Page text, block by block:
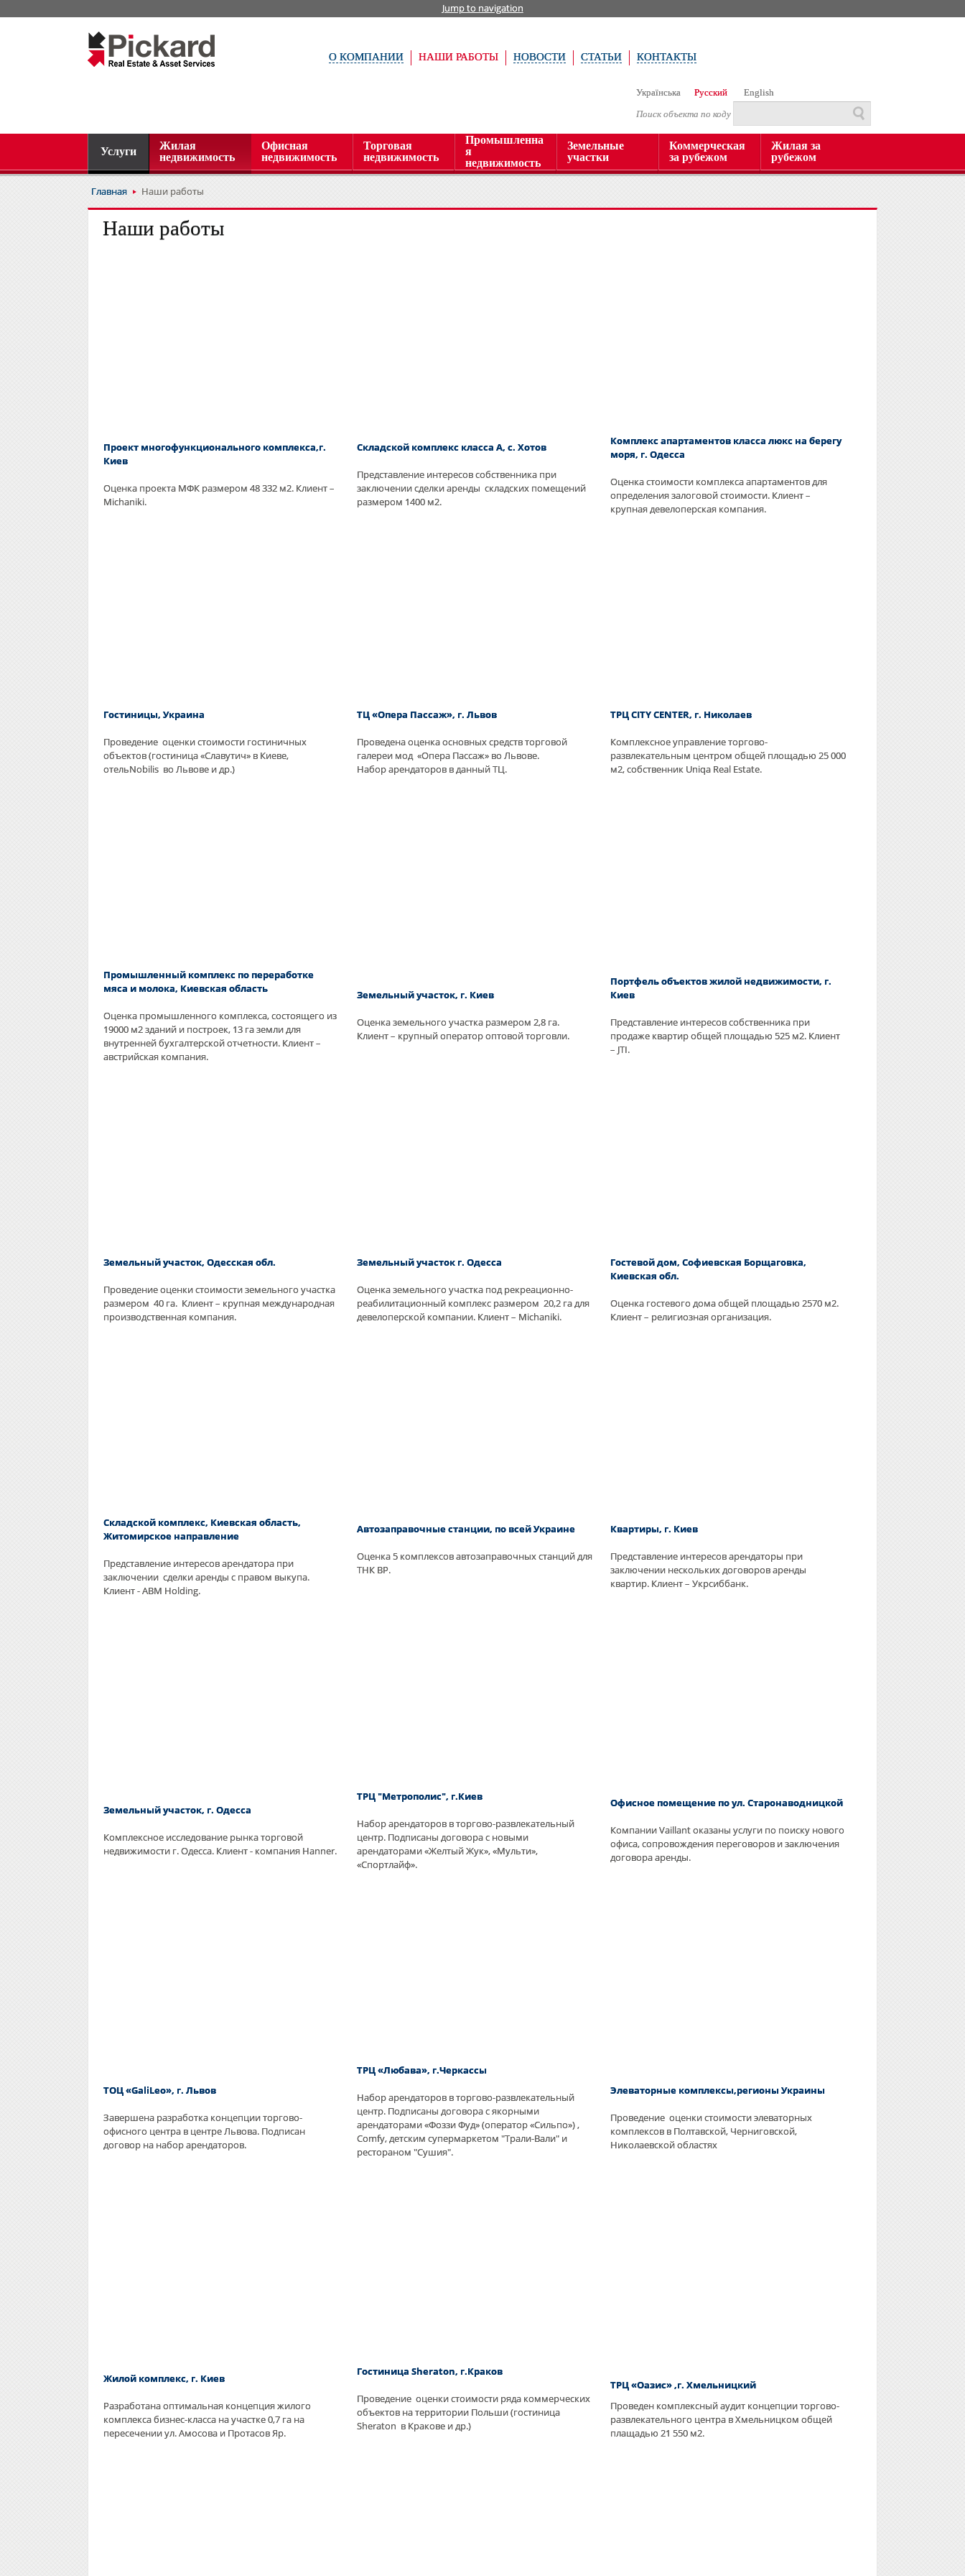
Jump to navigation
О КОМПАНИИ НАШИ РАБОТЫ НОВОСТИ СТАТЬИ КОНТАКТЫ
Українська Русский
English
Поиск объекта по коду
Услуги
Жилая
недвижимость
Офисная
недвижимость
Торговая
недвижимость
Промышленна
я
недвижимость
Земельные
участки
Коммерческая
за рубежом
Жилая за
рубежом
Главная Наши работы
Наши работы
Проект многофункционального комплекса,г.
Киев
Оценка проекта МФК размером 48 332 м2. Клиент –
Michaniki.
Складской комплекс класса А, с. Хотов
Представление интересов собственника при
заключении сделки аренды складских помещений
размером 1400 м2.
Комплекс апартаментов класса люкс на берегу
моря, г. Одесса
Оценка стоимости комплекса апартаментов для
определения залоговой стоимости. Клиент –
крупная девелоперская компания.
Гостиницы, Украина
Проведение оценки стоимости гостиничных
объектов (гостиница «Славутич» в Киеве,
отельNobilis во Львове и др.)
ТЦ «Опера Пассаж», г. Львов
Проведена оценка основных средств торговой
галереи мод «Опера Пассаж» во Львове.
Набор арендаторов в данный ТЦ.
ТРЦ CITY CENTER, г. Николаев
Комплексное управление торгово-
развлекательным центром общей площадью 25 000
м2, собственник Uniqa Real Estate.
Промышленный комплекс по переработке
мяса и молока, Киевская область
Оценка промышленного комплекса, состоящего из
19000 м2 зданий и построек, 13 га земли для
внутренней бухгалтерской отчетности. Клиент –
австрийская компания.
Земельный участок, г. Киев
Оценка земельного участка размером 2,8 га.
Клиент – крупный оператор оптовой торговли.
Портфель объектов жилой недвижимости, г.
Киев
Представление интересов собственника при
продаже квартир общей площадью 525 м2. Клиент
– JTI.
Земельный участок, Одесская обл.
Проведение оценки стоимости земельного участка
размером 40 га. Клиент – крупная международная
производственная компания.
Земельный участок г. Одесса
Оценка земельного участка под рекреационно-
реабилитационный комплекс размером 20,2 га для
девелоперской компании. Клиент – Michaniki.
Гостевой дом, Софиевская Борщаговка,
Киевская обл.
Оценка гостевого дома общей площадью 2570 м2.
Клиент – религиозная организация.
Складской комплекс, Киевская область,
Житомирское направление
Представление интересов арендатора при
заключении сделки аренды с правом выкупа.
Клиент - ABM Holding.
Автозаправочные станции, по всей Украине
Оценка 5 комплексов автозаправочных станций для
ТНК BP.
Квартиры, г. Киев
Представление интересов арендаторы при
заключении нескольких договоров аренды
квартир. Клиент – Укрсиббанк.
Земельный участок, г. Одесса
Комплексное исследование рынка торговой
недвижимости г. Одесса. Клиент - компания Hanner.
ТРЦ "Метрополис", г.Киев
Набор арендаторов в торгово-развлекательный
центр. Подписаны договора с новыми
арендаторами «Желтый Жук», «Мульти»,
«Спортлайф».
Офисное помещение по ул. Старонаводницкой
Компании Vaillant оказаны услуги по поиску нового
офиса, сопровождения переговоров и заключения
договора аренды.
ТОЦ «GaliLeo», г. Львов
Завершена разработка концепции торгово-
офисного центра в центре Львова. Подписан
договор на набор арендаторов.
ТРЦ «Любава», г.Черкассы
Набор арендаторов в торгово-развлекательный
центр. Подписаны договора с якорными
арендаторами «Фоззи Фуд» (оператор «Сильпо») ,
Comfy, детским супермаркетом "Трали-Вали" и
рестораном "Сушия".
Элеваторные комплексы,регионы Украины
Проведение оценки стоимости элеваторных
комплексов в Полтавской, Черниговской,
Николаевской областях
Жилой комплекс, г. Киев
Разработана оптимальная концепция жилого
комплекса бизнес-класса на участке 0,7 га на
пересечении ул. Амосова и Протасов Яр.
Гостиница Sheraton, г.Краков
Проведение оценки стоимости ряда коммерческих
объектов на территории Польши (гостиница
Sheraton в Кракове и др.)
ТРЦ «Оазис» ,г. Хмельницкий
Проведен комплексный аудит концепции торгово-
развлекательного центра в Хмельницком общей
плащадью 21 550 м2.